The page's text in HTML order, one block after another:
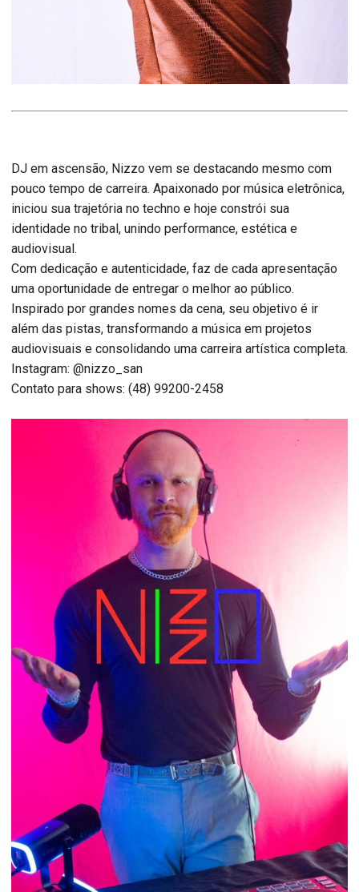
DJ em ascensão, Nizzo vem se destacando mesmo com
pouco tempo de carreira. Apaixonado por música eletrônica,
iniciou sua trajetória no techno e hoje constrói sua
identidade no tribal, unindo performance, estética e
audiovisual.
Com dedicação e autenticidade, faz de cada apresentação
uma oportunidade de entregar o melhor ao público.
Inspirado por grandes nomes da cena, seu objetivo é ir
além das pistas, transformando a música em projetos
audiovisuais e consolidando uma carreira artística completa.
Instagram: @nizzo_san
Contato para shows: (48) 99200-2458